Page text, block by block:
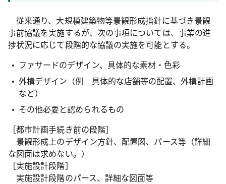
従来通り、大規模建築物等景観形成指針に基づき景観
事前協議を実施するが、次の事項については、事業の進
捗状況に応じて段階的な協議の実施を可能とする。
ファサードのデザイン、具体的な素材・色彩
外構デザイン（例 具体的な店舗等の配置、外構計画
など）
その他必要と認められるもの
［都市計画手続き前の段階］
景観形成上のデザイン方針、配置図、パース等（詳細
な図面は求めない。）
［実施設計段階］
実施設計段階のパース、詳細な図面等